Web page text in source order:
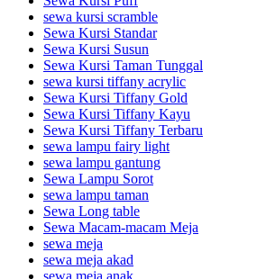
sewa kursi scramble
Sewa Kursi Standar
Sewa Kursi Susun
Sewa Kursi Taman Tunggal
sewa kursi tiffany acrylic
Sewa Kursi Tiffany Gold
Sewa Kursi Tiffany Kayu
Sewa Kursi Tiffany Terbaru
sewa lampu fairy light
sewa lampu gantung
Sewa Lampu Sorot
sewa lampu taman
Sewa Long table
Sewa Macam-macam Meja
sewa meja
sewa meja akad